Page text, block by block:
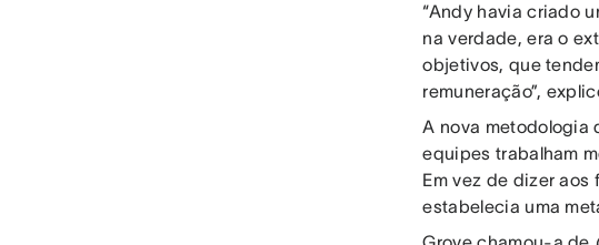
“Andy havia criado
na verdade, era o
objetivos, que
remuneração”,
A nova metodologia
equipes trabalham
Em vez de dizer aos
estabelecia uma